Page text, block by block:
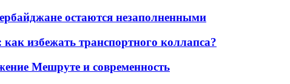
остаются незаполненными
избежать транспортного коллапса?
Мешруте и современность